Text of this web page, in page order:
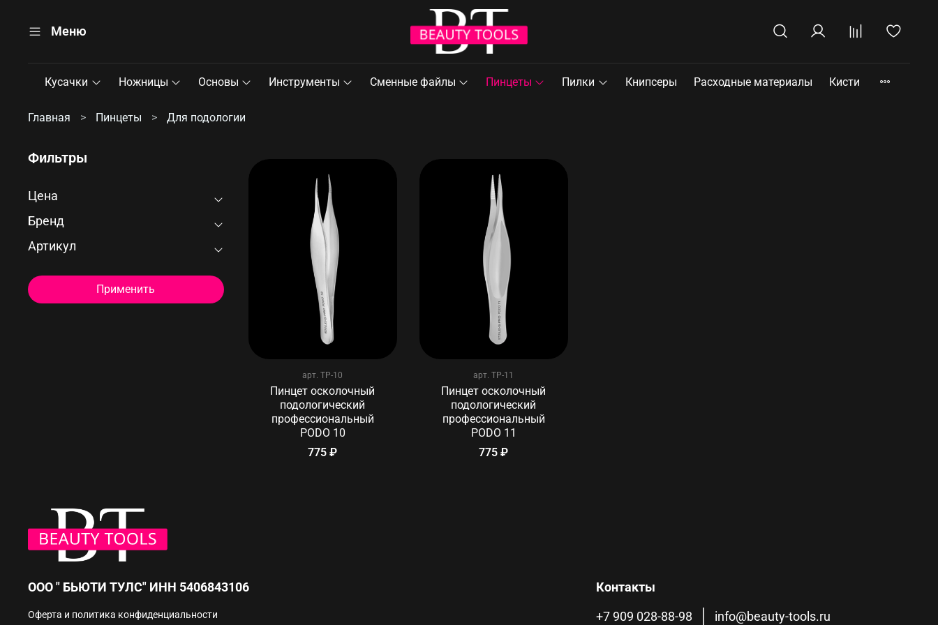
Меню
Кусачки Ножницы Основы Инструменты Сменные файлы Пинцеты Пилки Книпсеры Расходные материалы Кисти
Главная Пинцеты Для подологии
арт.TP-10
Пинцет осколочный
подологический
профессиональный
PODO 10
775 ₽
арт.TP-11
Пинцет осколочный
подологический
профессиональный
PODO 11
775 ₽
Фильтры
Цена
Бренд
Артикул
Применить
ООО " БЬЮТИ ТУЛС" ИНН 5406843106
Оферта и политика конфиденциальности
Контакты
+7 909 028-88-98 info@beauty-tools.ru